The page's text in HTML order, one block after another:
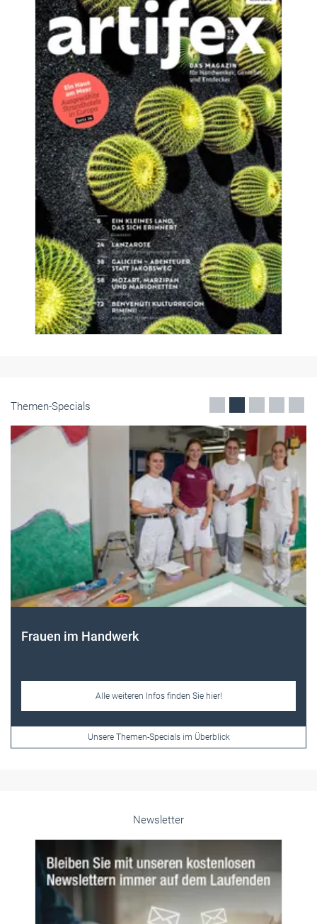
Themen-Specials
Frauen im Handwerk
Alle weiteren Infos finden Sie hier!
Unsere Themen-Specials im Überblick
Newsletter